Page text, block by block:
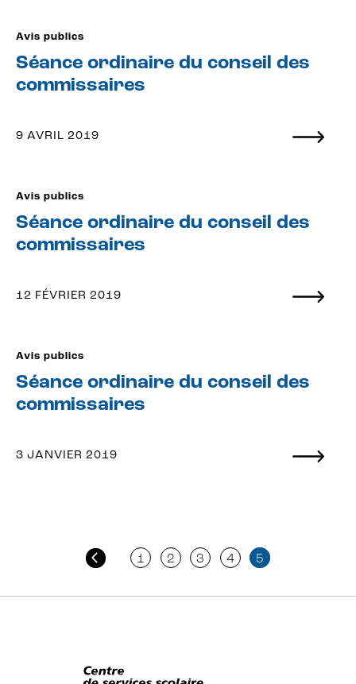
Avis publics
Séance ordinaire du conseil des
commissaires
9 AVRIL 2019
Avis publics
Séance ordinaire du conseil des
commissaires
12 FÉVRIER 2019
Avis publics
Séance ordinaire du conseil des
commissaires
3 JANVIER 2019
Pagination
publications
1 2 3 4 5